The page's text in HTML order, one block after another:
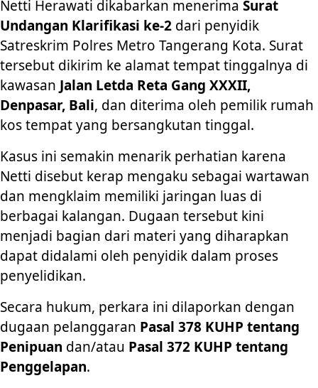
Netti Herawati dikabarkan menerima Surat
Undangan Klarifikasi ke-2 dari penyidik
Satreskrim Polres Metro Tangerang Kota. Surat
tersebut dikirim ke alamat tempat tinggalnya di
kawasan Jalan Letda Reta Gang XXXII,
Denpasar, Bali, dan diterima oleh pemilik rumah
kos tempat yang bersangkutan tinggal.
Kasus ini semakin menarik perhatian karena
Netti disebut kerap mengaku sebagai wartawan
dan mengklaim memiliki jaringan luas di
berbagai kalangan. Dugaan tersebut kini
menjadi bagian dari materi yang diharapkan
dapat didalami oleh penyidik dalam proses
penyelidikan.
Secara hukum, perkara ini dilaporkan dengan
dugaan pelanggaran Pasal 378 KUHP tentang
Penipuan dan/atau Pasal 372 KUHP tentang
Penggelapan.